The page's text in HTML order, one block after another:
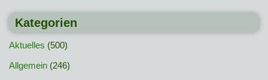
Kategorien
Aktuelles (500)
Allgemein (246)